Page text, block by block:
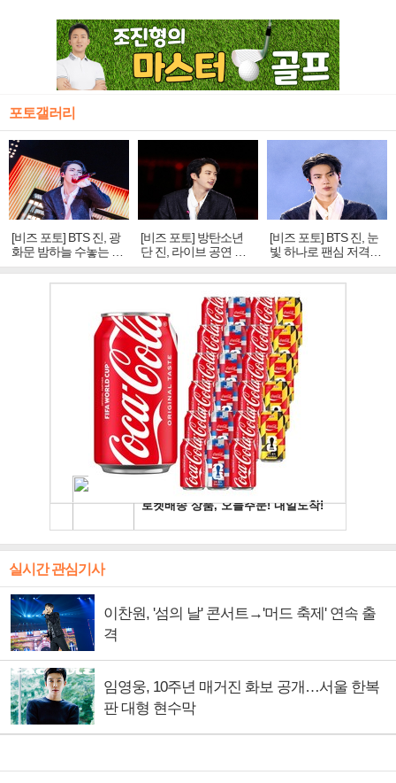
포토갤러리
[비즈 포토] BTS 진, 광
화문 밤하늘 수놓는 '비
주얼 킹'의 열창
[비즈 포토] 방탄소년
단 진, 라이브 공연 중
빛나는 독보적 아우라
[비즈 포토] BTS 진, 눈
빛 하나로 팬심 저격…
독보적 카리스마
실시간 관심기사
이찬원, '섬의 날' 콘서트→'머드 축제' 연속 출
격
임영웅, 10주년 매거진 화보 공개…서울 한복
판 대형 현수막